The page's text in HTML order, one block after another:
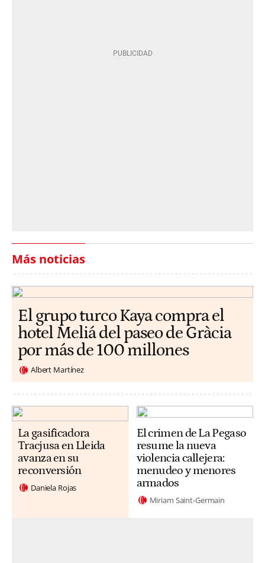
Más noticias
El grupo turco Kaya compra el
hotel Meliá del paseo de Gràcia
por más de 100 millones
Albert Martínez
La gasificadora
Tracjusa en Lleida
avanza en su
reconversión
Daniela Rojas
El crimen de La Pegaso
resume la nueva
violencia callejera:
menudeo y menores
armados
Miriam Saint-Germain